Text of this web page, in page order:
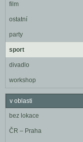
film
ostatní
party
sport
divadlo
workshop
v oblasti
bez lokace
ČR – Praha